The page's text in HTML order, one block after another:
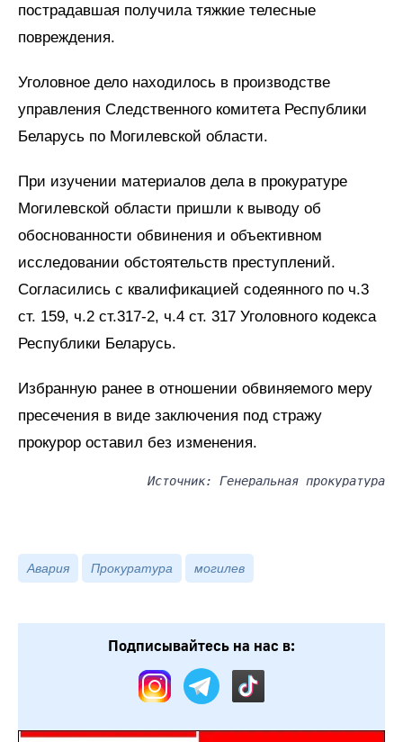
пострадавшая получила тяжкие телесные
повреждения.
Уголовное дело находилось в производстве
управления Следственного комитета Республики
Беларусь по Могилевской области.
При изучении материалов дела в прокуратуре
Могилевской области пришли к выводу об
обоснованности обвинения и объективном
исследовании обстоятельств преступлений.
Согласились с квалификацией содеянного по ч.3
ст. 159, ч.2 ст.317-2, ч.4 ст. 317 Уголовного кодекса
Республики Беларусь.
Избранную ранее в отношении обвиняемого меру
пресечения в виде заключения под стражу
прокурор оставил без изменения.
Источник: Генеральная прокуратура
Авария Прокуратура могилев
Подписывайтесь на нас в: